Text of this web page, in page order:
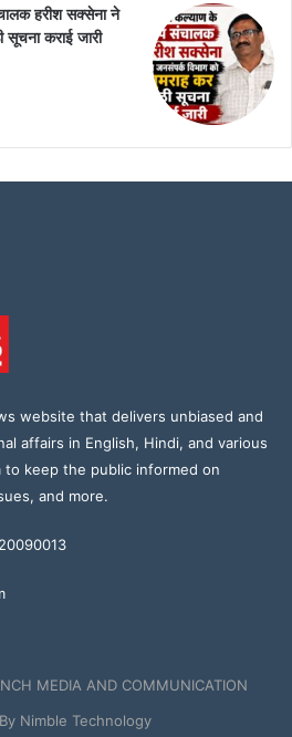
हरीश सक्सेना ने
सूचना कराई जारी
website that delivers unbiased and
affairs in English, Hindi, and various
to keep the public informed on
and more.
MEDIA AND COMMUNICATION
Nimble Technology